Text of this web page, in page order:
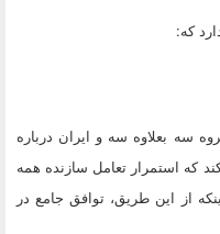
که:
سه بعلاوه سه و ایران درباره
که استمرار تعامل سازنده همه
از این طریق، توافق جامع در